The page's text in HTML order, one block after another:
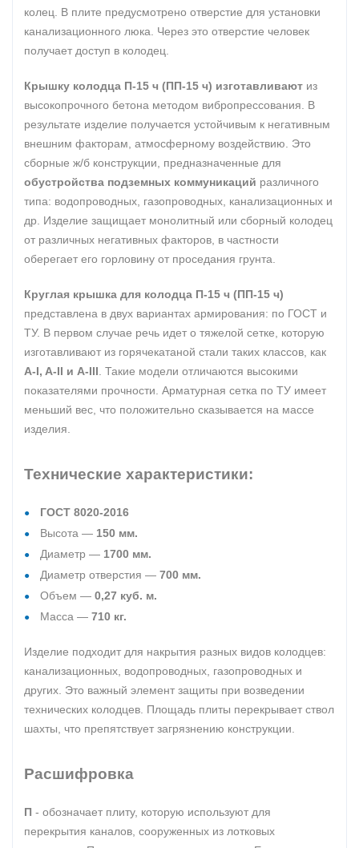
колец. В плите предусмотрено отверстие для установки
канализационного люка. Через это отверстие человек
получает доступ в колодец.
Крышку колодца П-15 ч (ПП-15 ч) изготавливают из
высокопрочного бетона методом вибропрессования. В
результате изделие получается устойчивым к негативным
внешним факторам, атмосферному воздействию. Это
сборные ж/б конструкции, предназначенные для
обустройства подземных коммуникаций различного
типа: водопроводных, газопроводных, канализационных и
др. Изделие защищает монолитный или сборный колодец
от различных негативных факторов, в частности
оберегает его горловину от проседания грунта.
Круглая крышка для колодца П-15 ч (ПП-15 ч)
представлена в двух вариантах армирования: по ГОСТ и
ТУ. В первом случае речь идет о тяжелой сетке, которую
изготавливают из горячекатаной стали таких классов, как
A-I, A-II и A-III . Такие модели отличаются высокими
показателями прочности. Арматурная сетка по ТУ имеет
меньший вес, что положительно сказывается на массе
изделия.
Технические характеристики:
ГОСТ 8020-2016
Высота — 150 мм.
Диаметр — 1700 мм.
Диаметр отверстия — 700 мм.
Объем — 0,27 куб. м.
Масса — 710 кг.
Изделие подходит для накрытия разных видов колодцев:
канализационных, водопроводных, газопроводных и
других. Это важный элемент защиты при возведении
технических колодцев. Площадь плиты перекрывает ствол
шахты, что препятствует загрязнению конструкции.
Расшифровка
П - обозначает плиту, которую используют для
перекрытия каналов, сооруженных из лотковых